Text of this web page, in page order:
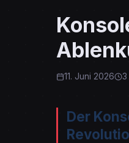
11. Juni 2026 3
Der